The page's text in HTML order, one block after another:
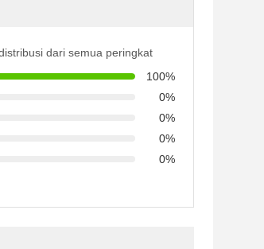
dari semua peringkat
100%
0%
0%
0%
0%